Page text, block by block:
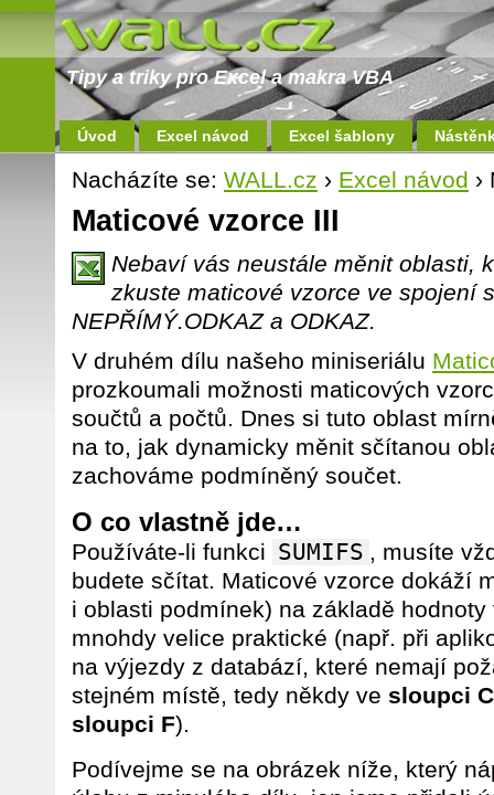
Tipy a triky pro Excel a makra VBA
Úvod Excel návod Excel šablony
Nacházíte se: WALL.cz › Excel návod ›
Maticové vzorce III
Nebaví vás neustále měnit oblasti,
zkuste maticové vzorce ve spojení
NEPŘÍMÝ.ODKAZ a ODKAZ.
V druhém dílu našeho miniseriálu
prozkoumali možnosti maticových
součtů a počtů. Dnes si tuto oblast
na to, jak dynamicky měnit sčítanou
zachováme podmíněný součet.
O co vlastně jde…
Používáte-li funkci SUMIFS , musíte
budete sčítat. Maticové vzorce dokáží
i oblasti podmínek) na základě
mnohdy velice praktické (např. při
na výjezdy z databází, které nemají
stejném místě, tedy někdy ve sloupci C
sloupci F).
Podívejme se na obrázek níže, který